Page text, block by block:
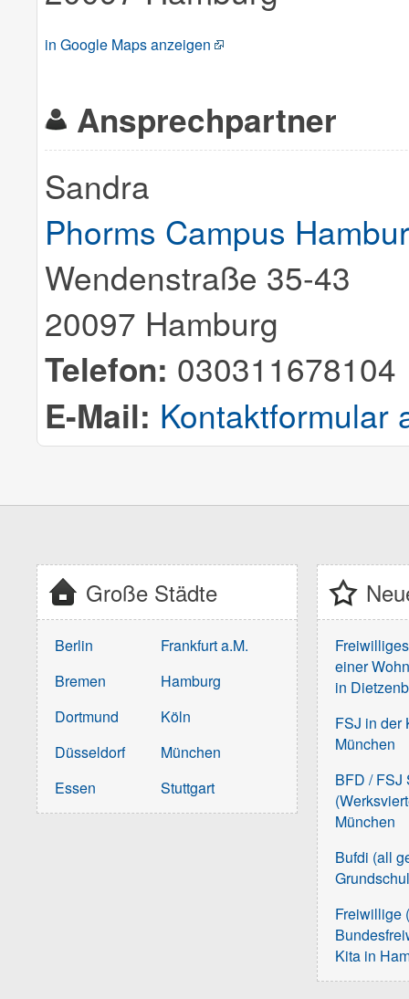
in Google Maps anzeigen
Ansprechpartner
Sandra
Phorms Campus
Wendenstraße 35-43
20097 Hamburg
Telefon: 030311678104
E-Mail: Kontaktformular
Große Städte
Berlin
Bremen
Dortmund
Düsseldorf
Essen
Frankfurt a.M.
Hamburg
Köln
München
Stuttgart
einer
in
FSJ in der
München
BFD / FSJ
München
Bufdi (all
Freiwillige
Kita in